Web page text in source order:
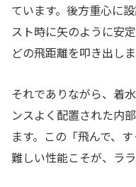
ています。後方重心に
スト時に矢のように安
どの飛距離を叩き出しま
それでありながら、着
ンスよく配置された内
ます。この「飛んで、
難しい性能こそが、ラ